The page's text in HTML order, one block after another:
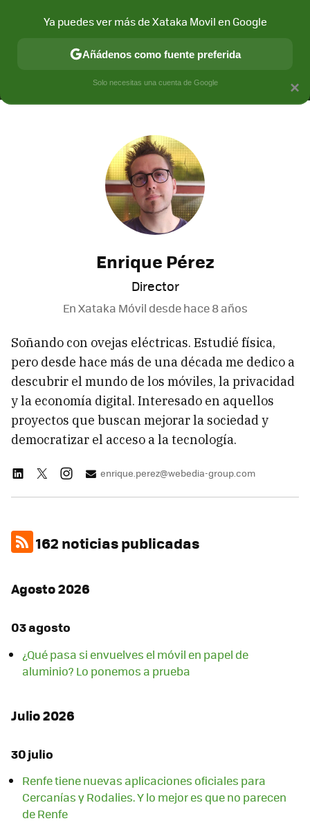
MÓVIL Y SOCIEDAD APLICACIONES
Enrique Pérez
Director
En Xataka Móvil desdehace 8 años
Soñando con ovejas eléctricas. Estudié física,
pero desde hace más de una década me dedico a
descubrir el mundo de los móviles, la privacidad
y la economía digital. Interesado en aquellos
proyectos que buscan mejorar la sociedad y
democratizar el acceso a la tecnología.
enrique.perez@webedia-group.com
162 noticias publicadas
Agosto 2026
03 agosto
¿Qué pasa si envuelves el móvil en papel de
aluminio? Lo ponemos a prueba
Julio 2026
30 julio
Renfe tiene nuevas aplicaciones oficiales para
Cercanías y Rodalies. Y lo mejor es que no parecen
de Renfe
×
Ya puedes ver más de Xataka Movil en Google
Añádenos como fuente preferida
Solo necesitas una cuenta de Google